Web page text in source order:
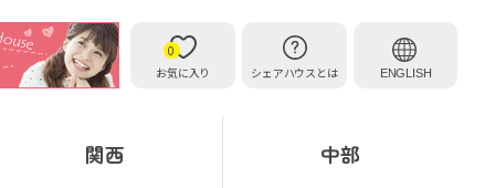
お気に入り
0
シェアハウスとは
ENGLISH
関西 中部